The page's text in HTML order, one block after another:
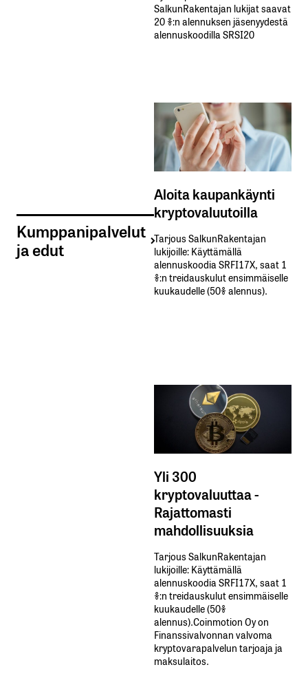
Kumppanipalvelut
ja edut
SalkunRakentajan lukijat saavat
20 %:n alennuksen jäsenyydestä
alennuskoodilla SRSI20
Aloita kaupankäynti
kryptovaluutoilla
Tarjous SalkunRakentajan
lukijoille: Käyttämällä​ ​
alennuskoodia​ ​SRFI17X,​ ​saat​ ​1
%:n treidauskulut​ ​ensimmäiselle​ ​
kuukaudelle​ ​(50%​ ​alennus).
Yli 300
kryptovaluuttaa -
Rajattomasti
mahdollisuuksia
Tarjous SalkunRakentajan
lukijoille: Käyttämällä​ ​
alennuskoodia​ ​SRFI17X,​ ​saat​ ​1
%:n treidauskulut​ ​ensimmäiselle​ ​
kuukaudelle​ ​(50%​ ​
alennus).Coinmotion Oy on
Finanssivalvonnan valvoma
kryptovarapalvelun tarjoaja ja
maksulaitos.